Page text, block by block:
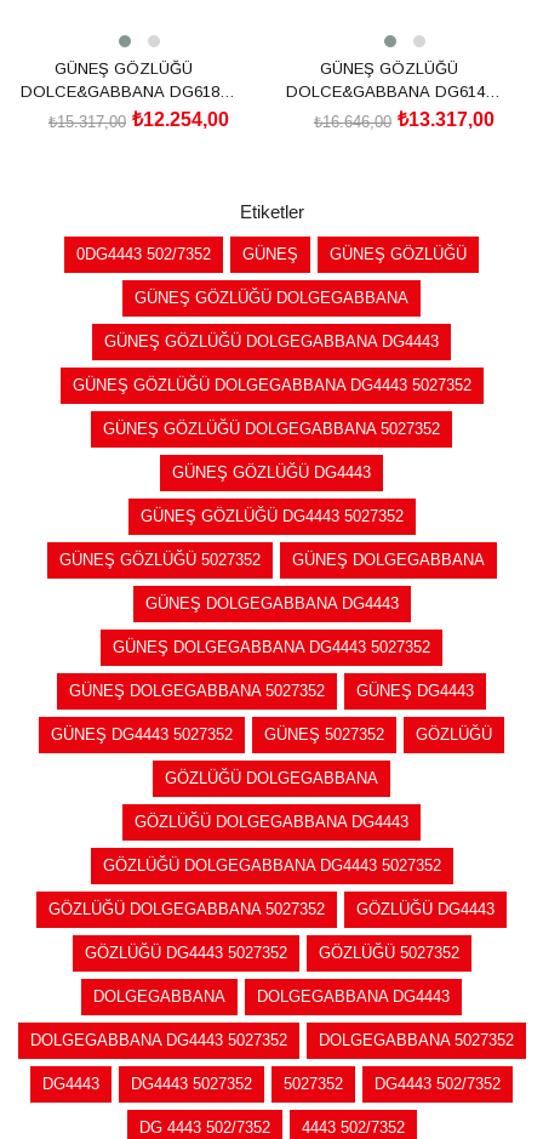
GÜNEŞ GÖZLÜĞÜ
DOLCE&GABBANA DG6187
501/8753₺12.254,00
₺15.317,00
GÜNEŞ GÖZLÜĞÜ
DOLCE&GABBANA DG6144
501/8G54₺13.317,00
₺16.646,00
Etiketler
0DG4443 502/7352 GÜNEŞ GÜNEŞ GÖZLÜĞÜ
GÜNEŞ GÖZLÜĞÜ DOLGEGABBANA
GÜNEŞ GÖZLÜĞÜ DOLGEGABBANA DG4443
GÜNEŞ GÖZLÜĞÜ DOLGEGABBANA DG4443 5027352
GÜNEŞ GÖZLÜĞÜ DOLGEGABBANA 5027352
GÜNEŞ GÖZLÜĞÜ DG4443
GÜNEŞ GÖZLÜĞÜ DG4443 5027352
GÜNEŞ GÖZLÜĞÜ 5027352 GÜNEŞ DOLGEGABBANA
GÜNEŞ DOLGEGABBANA DG4443
GÜNEŞ DOLGEGABBANA DG4443 5027352
GÜNEŞ DOLGEGABBANA 5027352 GÜNEŞ DG4443
GÜNEŞ DG4443 5027352 GÜNEŞ 5027352 GÖZLÜĞÜ
GÖZLÜĞÜ DOLGEGABBANA
GÖZLÜĞÜ DOLGEGABBANA DG4443
GÖZLÜĞÜ DOLGEGABBANA DG4443 5027352
GÖZLÜĞÜ DOLGEGABBANA 5027352 GÖZLÜĞÜ DG4443
GÖZLÜĞÜ DG4443 5027352 GÖZLÜĞÜ 5027352
DOLGEGABBANA DOLGEGABBANA DG4443
DOLGEGABBANA DG4443 5027352 DOLGEGABBANA 5027352
DG4443 DG4443 5027352 5027352 DG4443 502/7352
DG 4443 502/7352 4443 502/7352